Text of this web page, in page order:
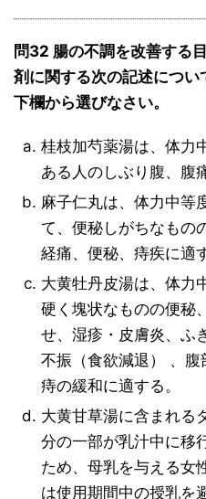
問32 腸の不調を改善する
剤に関する次の記述につ
下欄から選びなさい。
桂枝加芍薬湯は、体力
ある人のしぶり腹、腹
麻子仁丸は、体力中等
て、便秘しがちなもの
経痛、便秘、痔疾に適
大黄牡丹皮湯は、体力
硬く塊状なものの便秘
せ、湿疹・皮膚炎、ふ
不振（食欲減退） 、腹
痔の緩和に適する。
大黄甘草湯に含まれる
分の一部が乳汁中に移
ため、母乳を与える女
は使用期間中の授乳を